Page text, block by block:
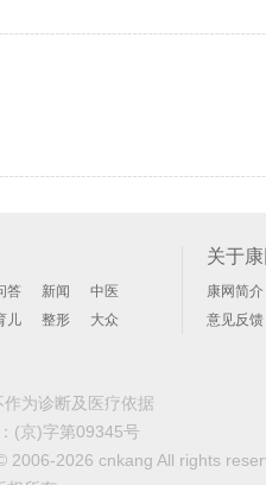
答 新闻
中医
儿 整形
大众
关于康
康网简介
意见反馈
为诊断及医疗依据
(京)字第09345号
2006-2026 cnkang All rights